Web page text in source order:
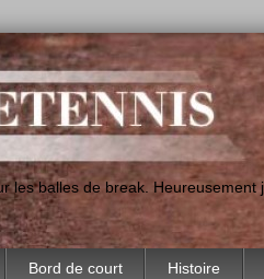
les balles de break.
Bord de court Histoire